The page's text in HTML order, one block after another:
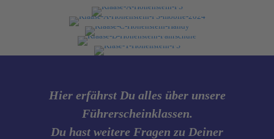
Hier erfährst Du alles über unsere
Führerscheinklassen.
Du hast weitere Fragen zu Deiner